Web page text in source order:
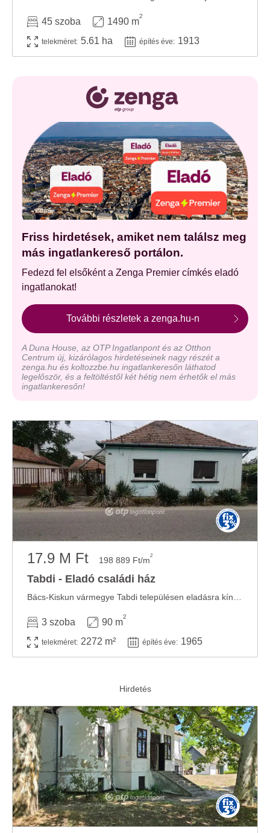
45 szoba 1490 m
2
telekméret: 5.61 ha építés éve: 1913
Friss hirdetések, amiket nem találsz meg
más ingatlankereső portálon.
Fedezd fel elsőként a Zenga Premier címkés eladó
ingatlanokat!
További részletek a zenga.hu-n
A Duna House, az OTP Ingatlanpont és az Otthon
Centrum új, kizárólagos hirdetéseinek nagy részét a
zenga.hu és koltozzbe.hu ingatlankeresőn láthatod
legelőször, és a feltöltéstől két hétig nem érhetők el más
ingatlankeresőn!
17.9 M Ft 198 889 Ft/m2
Tabdi - Eladó családi ház
3 szoba 90 m
2
telekméret: 2272 m² építés éve: 1965